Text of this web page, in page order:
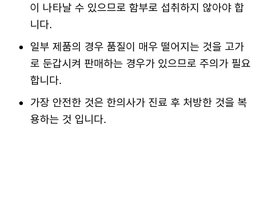
이 나타날 수 있으므로 함부로 섭취하지 않아야 합
니다.
일부 제품의 경우 품질이 매우 떨어지는 것을 고가
로 둔갑시켜 판매하는 경우가 있으므로 주의가 필요
합니다.
가장 안전한 것은 한의사가 진료 후 처방한 것을 복
용하는 것 입니다.